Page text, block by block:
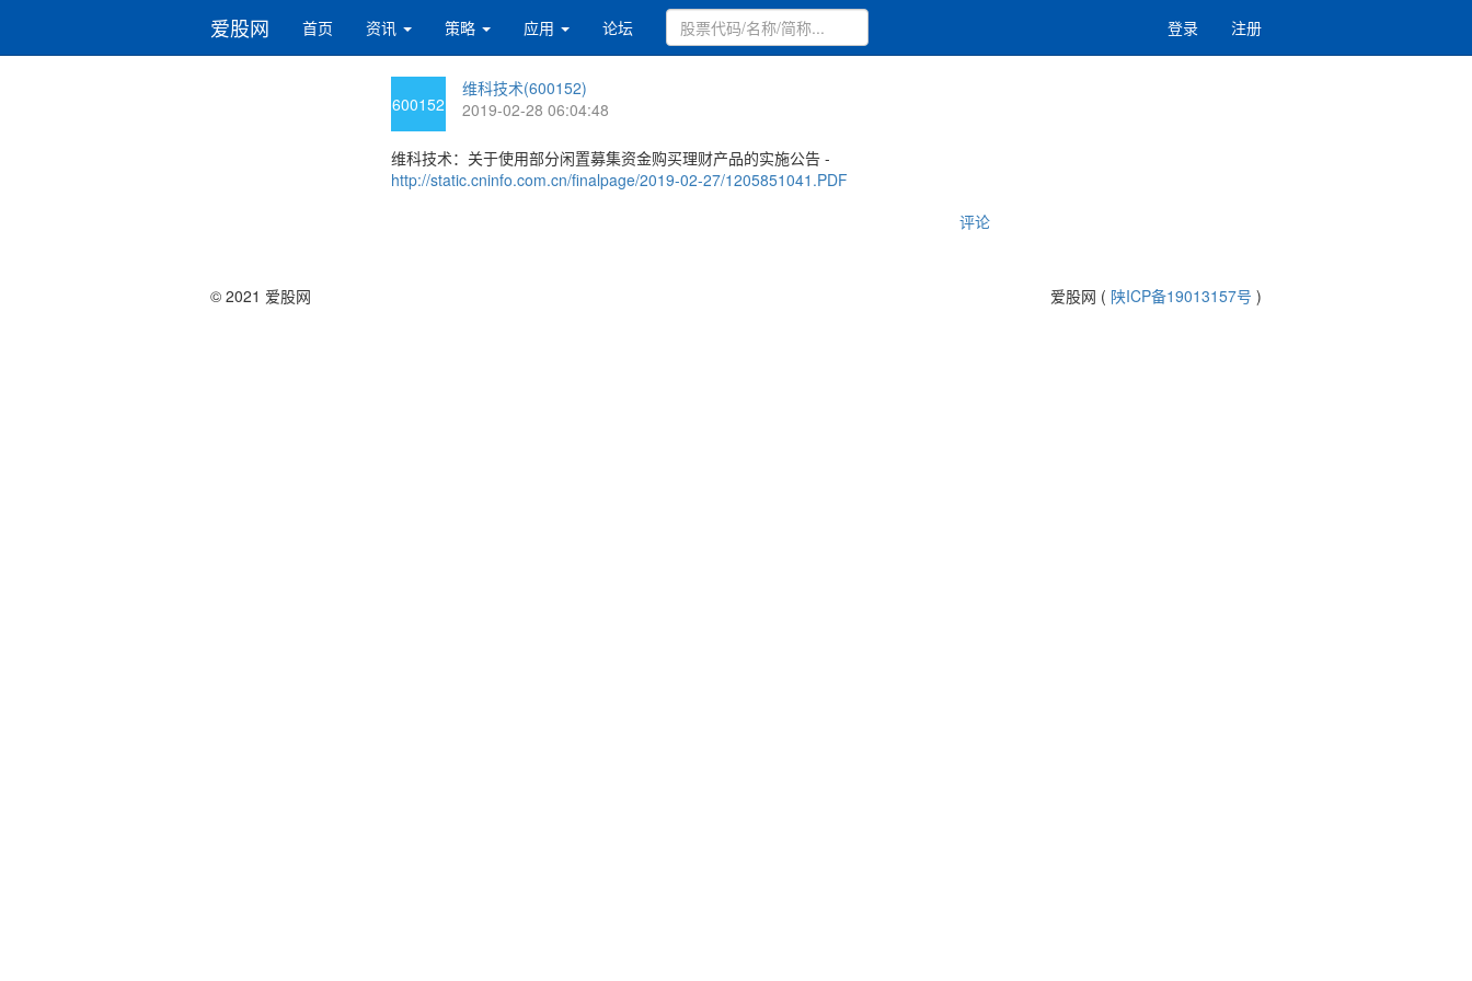
爱股网 首页 资讯 策略 应用 论坛 登录 注册
600152
维科技术(600152)
2019-02-28 06:04:48
维科技术：关于使用部分闲置募集资金购买理财产品的实施公告 -
http://static.cninfo.com.cn/finalpage/2019-02-27/1205851041.PDF
评论
© 2021 爱股网 爱股网 ( 陕ICP备19013157号 )